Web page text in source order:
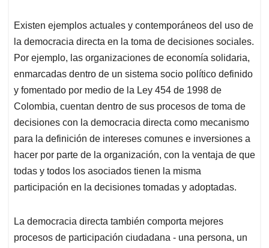
Existen ejemplos actuales y contemporáneos del uso de
la democracia directa en la toma de decisiones sociales.
Por ejemplo, las organizaciones de economía solidaria,
enmarcadas dentro de un sistema socio político definido
y fomentado por medio de la Ley 454 de 1998 de
Colombia, cuentan dentro de sus procesos de toma de
decisiones con la democracia directa como mecanismo
para la definición de intereses comunes e inversiones a
hacer por parte de la organización, con la ventaja de que
todas y todos los asociados tienen la misma
participación en la decisiones tomadas y adoptadas.
La democracia directa también comporta mejores
procesos de participación ciudadana - una persona, un